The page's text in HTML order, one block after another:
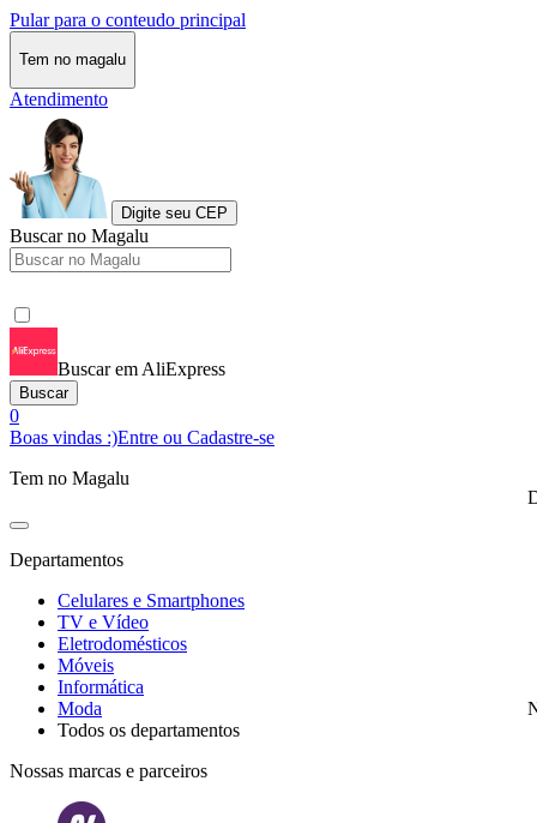
Pular para o conteudo principal
Tem no magalu
Atendimento
Digite seu CEP
Buscar no Magalu
Buscar em AliExpress
Buscar
0
Boas vindas :)Entre ou Cadastre-se
Tem no Magalu
Departamentos
Celulares e Smartphones
TV e Vídeo
Eletrodomésticos
Móveis
Informática
Moda
Todos os departamentos
Nossas marcas e parceiros